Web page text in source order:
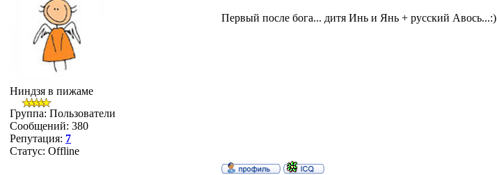
Ниндзя в пижаме
Группа: Пользователи
Сообщений: 380
Репутация: 7
Статус: Offline
Первый после бога... дитя Инь и Янь + русский Авось...:)